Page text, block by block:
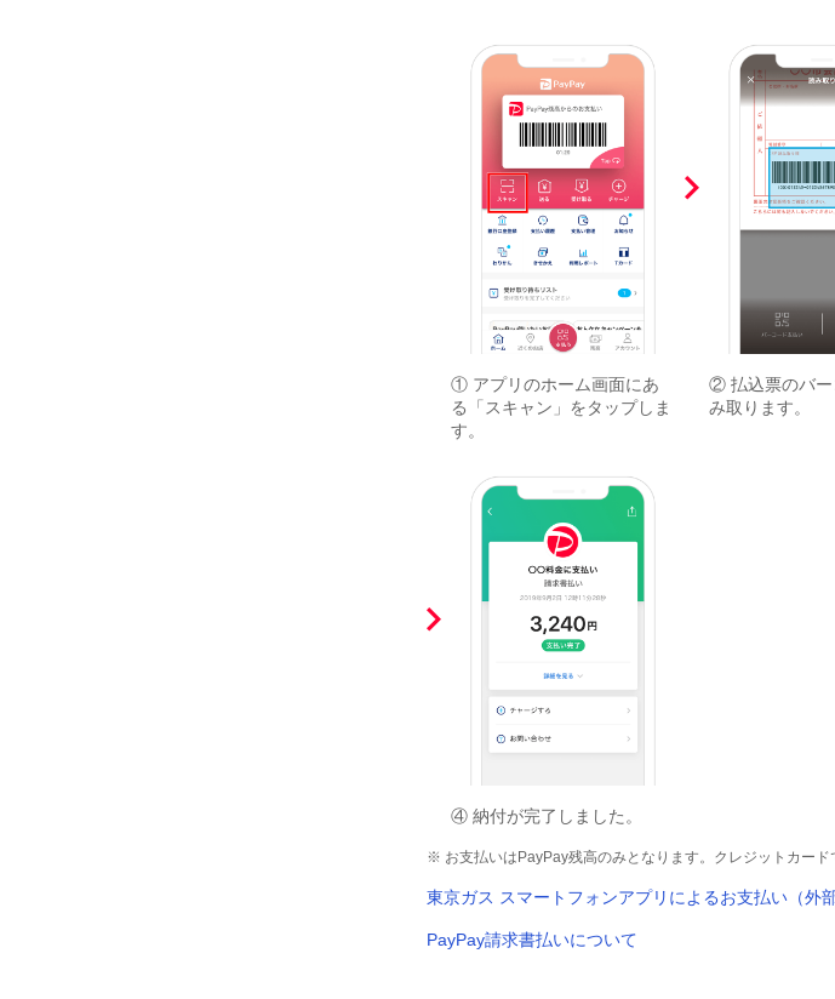
① アプリのホーム画面にあ
る「スキャン」をタップしま
す。
② 払込票のバー
み取ります。
④ 納付が完了しました。
※ お支払いはPayPay残高のみとなります。クレジットカード
東京ガス スマートフォンアプリによるお支払い（外部
PayPay請求書払いについて